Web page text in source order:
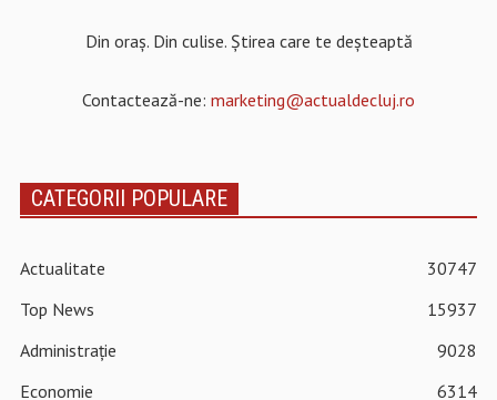
Din oraș. Din culise. Știrea care te deșteaptă
Contactează-ne: marketing@actualdecluj.ro
CATEGORII POPULARE
Actualitate
30747
Top News
15937
Administrație
9028
Economie
6314